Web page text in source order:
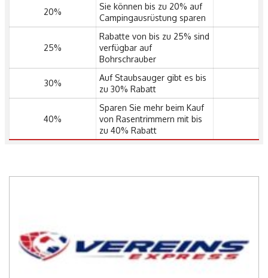
20%
Sie können bis zu 20% auf
Campingausrüstung sparen
25%
Rabatte von bis zu 25% sind
verfügbar auf
Bohrschrauber
30%
Auf Staubsauger gibt es bis
zu 30% Rabatt
40%
Sparen Sie mehr beim Kauf
von Rasentrimmern mit bis
zu 40% Rabatt